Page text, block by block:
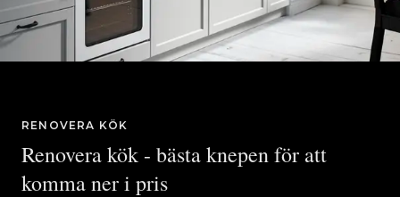
RENOVERA KÖK
Renovera kök - bästa knepen för att
komma ner i pris